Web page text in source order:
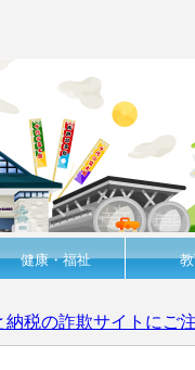
健康・福祉
納税の詐欺サイトにご